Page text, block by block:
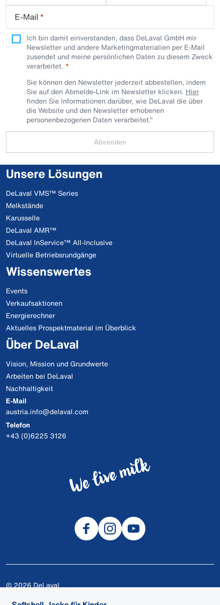
E-Mail *
Ich bin damit einverstanden, dass DeLaval GmbH mir
Newsletter und andere Marketingmaterialien per E-Mail
zusendet und meine persönlichen Daten zu diesem Zweck
verarbeitet.
Sie können den Newsletter jederzeit abbestellen, indem
Sie auf den Abmelde-Link im Newsletter klicken. Hier
finden Sie Informationen darüber, wie DeLaval die über
die Website und den Newsletter erhobenen
personenbezogenen Daten verarbeitet."
Absenden
Unsere Lösungen
DeLaval VMS™ Series
Melkstände
Karusselle
DeLaval AMR™
DeLaval InService™ All-Inclusive
Virtuelle Betriebsrundgänge
Wissenswertes
Events
Verkaufsaktionen
Energierechner
Aktuelles Prospektmaterial im Überblick
Über DeLaval
Vision, Mission und Grundwerte
Arbeiten bei DeLaval
Nachhaltigkeit
E-Mail
austria.info@delaval.com
Telefon
+43 (0)6225 3126
© 2026 DeLaval